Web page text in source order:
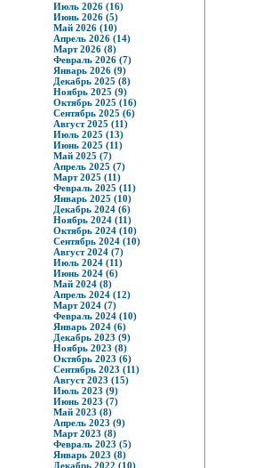
Июль 2026 (16)
Июнь 2026 (5)
Май 2026 (10)
Апрель 2026 (14)
Март 2026 (8)
Февраль 2026 (7)
Январь 2026 (9)
Декабрь 2025 (8)
Ноябрь 2025 (9)
Октябрь 2025 (16)
Сентябрь 2025 (6)
Август 2025 (11)
Июль 2025 (13)
Июнь 2025 (11)
Май 2025 (7)
Апрель 2025 (7)
Март 2025 (11)
Февраль 2025 (11)
Январь 2025 (10)
Декабрь 2024 (6)
Ноябрь 2024 (11)
Октябрь 2024 (10)
Сентябрь 2024 (10)
Август 2024 (7)
Июль 2024 (11)
Июнь 2024 (6)
Май 2024 (8)
Апрель 2024 (12)
Март 2024 (7)
Февраль 2024 (10)
Январь 2024 (6)
Декабрь 2023 (9)
Ноябрь 2023 (8)
Октябрь 2023 (6)
Сентябрь 2023 (11)
Август 2023 (15)
Июль 2023 (9)
Июнь 2023 (7)
Май 2023 (8)
Апрель 2023 (9)
Март 2023 (8)
Февраль 2023 (5)
Январь 2023 (8)
Декабрь 2022 (10)